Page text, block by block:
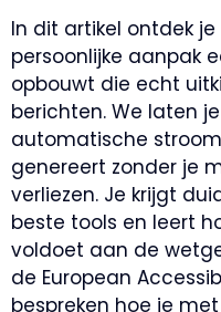
In dit artikel ontdek
persoonlijke aanpak
opbouwt die echt
berichten. We laten
automatische
genereert zonder je
verliezen. Je krijgt
beste tools en leert
voldoet aan de
de European
bespreken hoe je